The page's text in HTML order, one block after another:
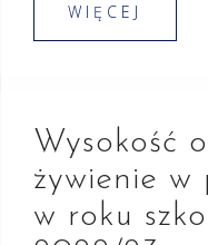
WIĘCEJ
Wysokość
żywienie w
w roku